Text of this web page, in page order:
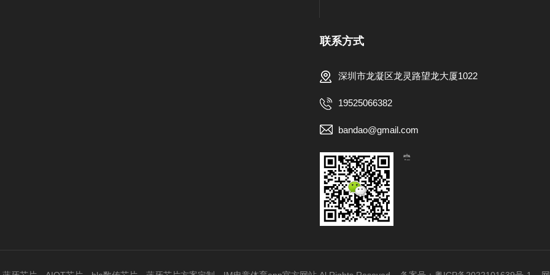
联系方式
深圳市龙凝区龙灵路望龙大厦1022
19525066382
bandao@gmail.com
【扫一扫，关注我们】